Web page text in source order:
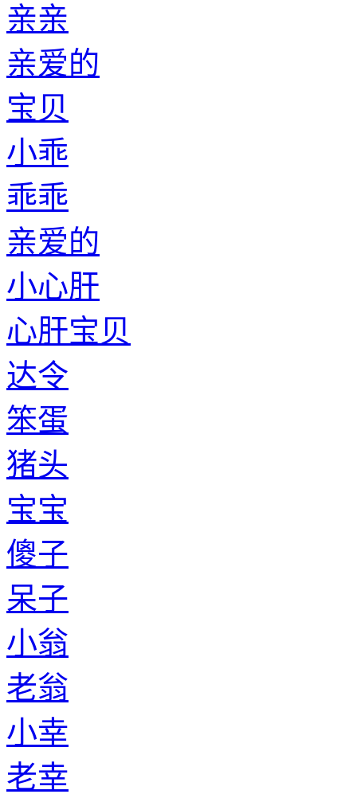
亲亲
亲爱的
宝贝
小乖
乖乖
亲爱的
小心肝
心肝宝贝
达令
笨蛋
猪头
宝宝
傻子
呆子
小翁
老翁
小幸
老幸